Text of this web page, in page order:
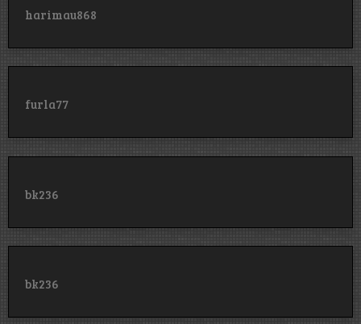
harimau868
furla77
bk236
bk236